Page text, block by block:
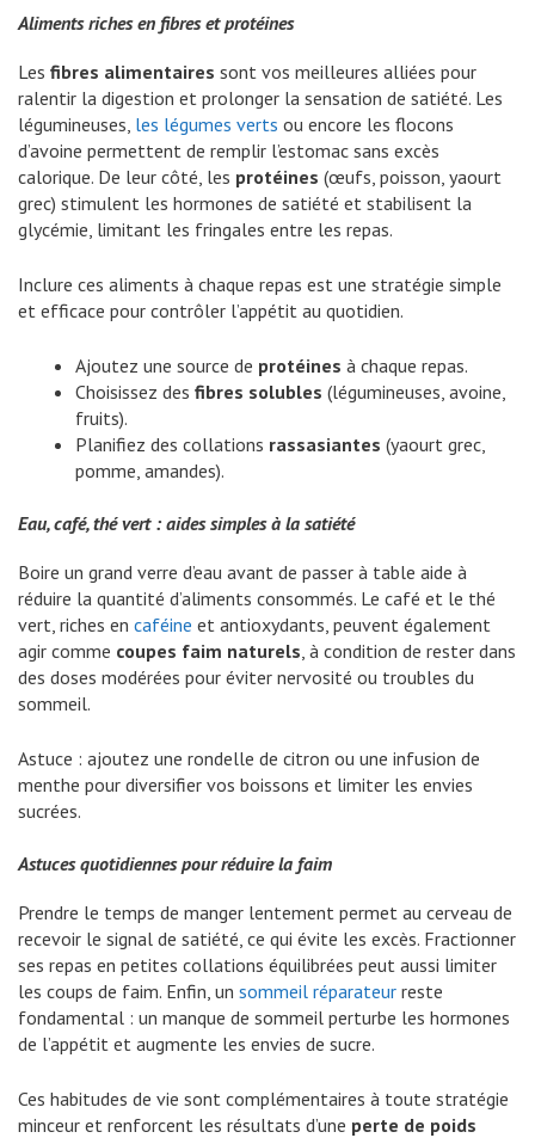
Aliments riches en fibres et protéines
Les fibres alimentaires sont vos meilleures alliées pour
ralentir la digestion et prolonger la sensation de satiété. Les
légumineuses, les légumes verts ou encore les flocons
d’avoine permettent de remplir l’estomac sans excès
calorique. De leur côté, les protéines (œufs, poisson, yaourt
grec) stimulent les hormones de satiété et stabilisent la
glycémie, limitant les fringales entre les repas.
Inclure ces aliments à chaque repas est une stratégie simple
et efficace pour contrôler l’appétit au quotidien.
Ajoutez une source de protéines à chaque repas.
Choisissez des fibres solubles (légumineuses, avoine,
fruits).
Planifiez des collations rassasiantes (yaourt grec,
pomme, amandes).
Eau, café, thé vert : aides simples à la satiété
Boire un grand verre d’eau avant de passer à table aide à
réduire la quantité d’aliments consommés. Le café et le thé
vert, riches en caféine et antioxydants, peuvent également
agir comme coupes faim naturels, à condition de rester dans
des doses modérées pour éviter nervosité ou troubles du
sommeil.
Astuce : ajoutez une rondelle de citron ou une infusion de
menthe pour diversifier vos boissons et limiter les envies
sucrées.
Astuces quotidiennes pour réduire la faim
Prendre le temps de manger lentement permet au cerveau de
recevoir le signal de satiété, ce qui évite les excès. Fractionner
ses repas en petites collations équilibrées peut aussi limiter
les coups de faim. Enfin, un sommeil réparateur reste
fondamental : un manque de sommeil perturbe les hormones
de l’appétit et augmente les envies de sucre.
Ces habitudes de vie sont complémentaires à toute stratégie
minceur et renforcent les résultats d’une perte de poids